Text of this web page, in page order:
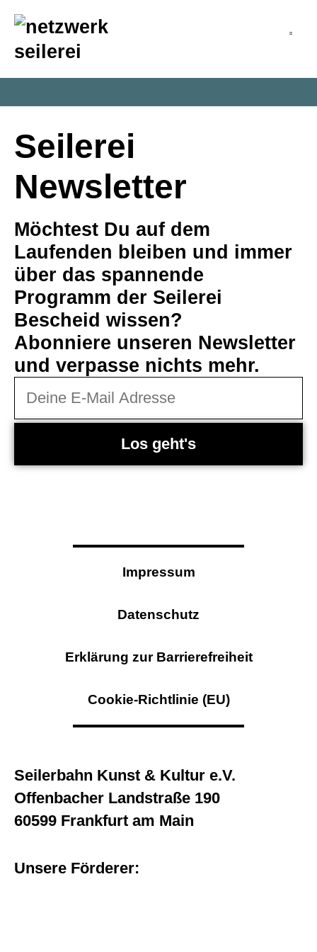
springen
Seilerei
Newsletter
Möchtest Du auf dem
Laufenden bleiben und immer
über das spannende
Programm der Seilerei
Bescheid wissen?
Abonniere unseren Newsletter
und verpasse nichts mehr.
Los geht's
Impressum
Datenschutz
Erklärung zur Barrierefreiheit
Cookie-Richtlinie (EU)
Seilerbahn Kunst & Kultur e.V.
Offenbacher Landstraße 190
60599 Frankfurt am Main
Unsere Förderer: